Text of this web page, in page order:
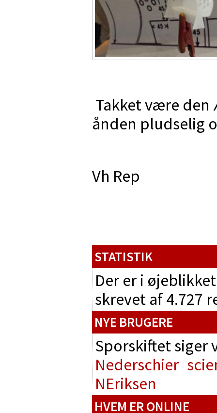
Takket være den
ånden pludselig
Vh Rep
STATISTIK
Der er i
skrevet af 4.727
NYE BRUGERE
Sporskiftet
Nederschier
NEriksen
HVEM ER ONLINE